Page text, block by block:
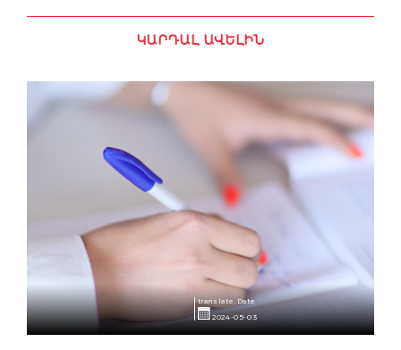
ԿԱՐԴԱԼ ԱՎԵԼԻՆ
translate.Date
2024-05-03